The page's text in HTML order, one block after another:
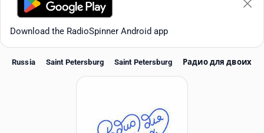
Download the RadioSpinner Android app
Russia Saint Petersburg Saint Petersburg Радио для двоих